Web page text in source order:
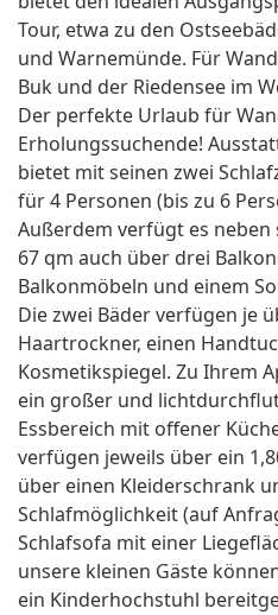
Tour, etwa zu den
und Warnemünde. Für
Buk und der Riedensee im
Der perfekte Urlaub für
Erholungssuchende!
bietet mit seinen zwei
für 4 Personen (bis zu 6
Außerdem verfügt es neben
67 qm auch über drei
Balkonmöbeln und einem
Die zwei Bäder verfügen je
Haartrockner, einen
Kosmetikspiegel. Zu Ihrem
ein großer und
Essbereich mit offener
verfügen jeweils über ein
über einen Kleiderschrank
Schlafmöglichkeit (auf
Schlafsofa mit einer
unsere kleinen Gäste
ein Kinderhochstuhl